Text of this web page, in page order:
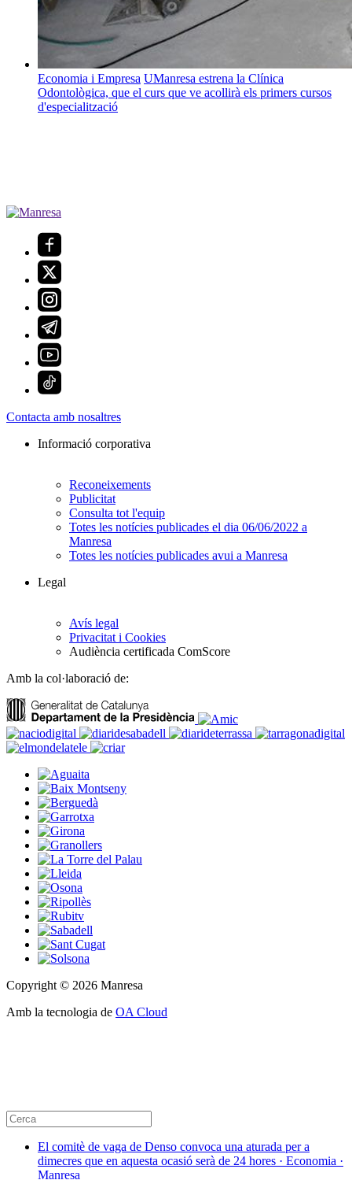
Economia i Empresa UManresa estrena la Clínica
Odontològica, que el curs que ve acollirà els primers cursos
d'especialització
Contacta amb nosaltres
Informació corporativa
Reconeixements
Publicitat
Consulta tot l'equip
Totes les notícies publicades el dia 06/06/2022 a
Manresa
Totes les notícies publicades avui a Manresa
Legal
Avís legal
Privacitat i Cookies
Audiència certificada ComScore
Amb la col·laboració de:
Copyright © 2026 Manresa
Amb la tecnologia de OA Cloud
El comitè de vaga de Denso convoca una aturada per a
dimecres que en aquesta ocasió serà de 24 hores · Economia ·
Manresa